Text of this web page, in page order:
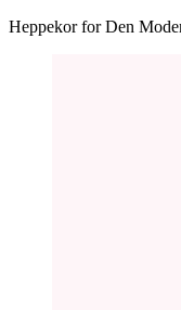
Heppekor for Den